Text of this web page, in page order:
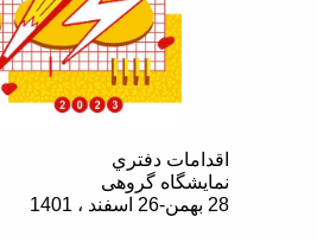
اقدامات دفتري
نمایشگاه گروهی
28 بهمن-26 اسفند ، 1401